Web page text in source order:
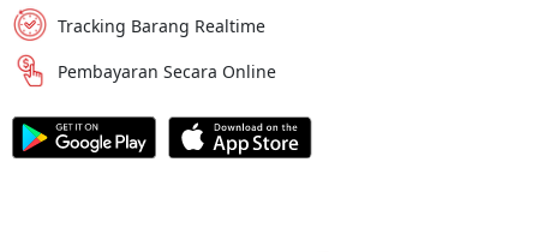
Tracking Barang Realtime
Pembayaran Secara Online